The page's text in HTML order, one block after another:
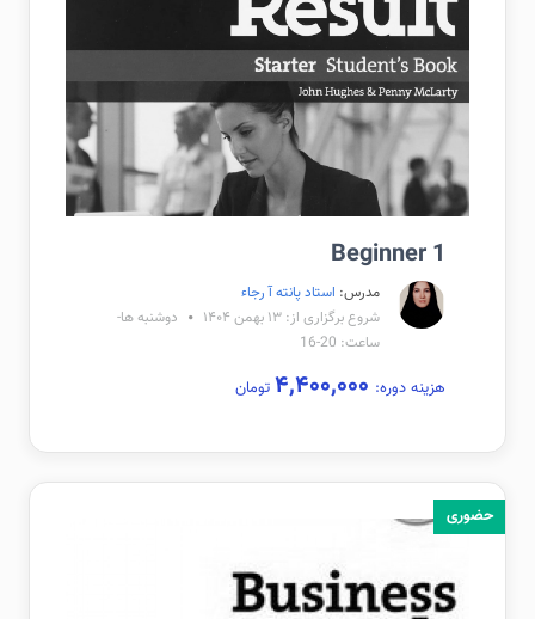
Beginner 1
مدرس: استاد پانته آ رجاء
شروع برگزاری از: ۱۳ بهمن ۱۴۰۴
دوشنبه ها-
ساعت: 20-16
هزینه دوره: تومان
حضوری